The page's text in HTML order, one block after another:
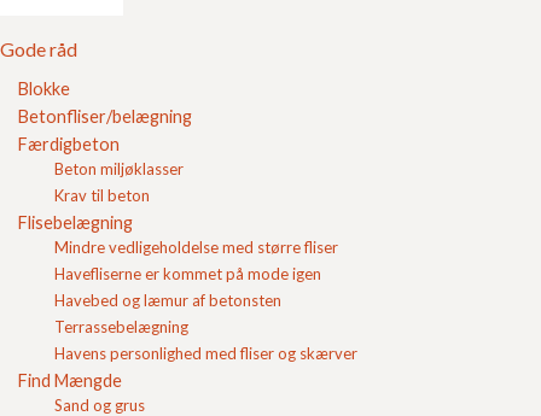
Gode råd
Blokke
Betonfliser/belægning
Færdigbeton
Beton miljøklasser
Krav til beton
Flisebelægning
Mindre vedligeholdelse med større fliser
Havefliserne er kommet på mode igen
Havebed og læmur af betonsten
Terrassebelægning
Havens personlighed med fliser og skærver
Find Mængde
Sand og grus
Kvalitetssikring
Brochurer
Referencer
Om FC
Kontakt
Login
Indkøbskurv
Hvad vejer fugesand?
Når du skal anlægge en ny
belægning, skal der benyttes flere forskellige typer af
grus og sand. Det sidste sand der skal bruges til en ny
belægning er fugesand som benyttes til at lave fugerne
mellem denye flisereller belægningssten.
Vægten af fugesand er ca 1500 kg pr kubikmeter og
fugesandetkan bestilles online i vores webshop
sammen medbelægningsstenog andre grus og sand
produkter.